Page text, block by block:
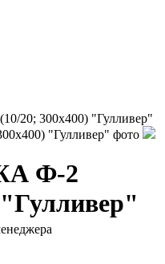
20; 300х400) "Гулливер"
Ф-2
"Гулливер"